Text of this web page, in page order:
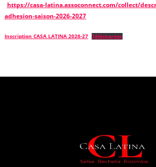
https://casa-latina.assoconnect.com/collect/
adhesion-saison-2026-2027
Inscription CASA LATINA 2026-27 Télécharger